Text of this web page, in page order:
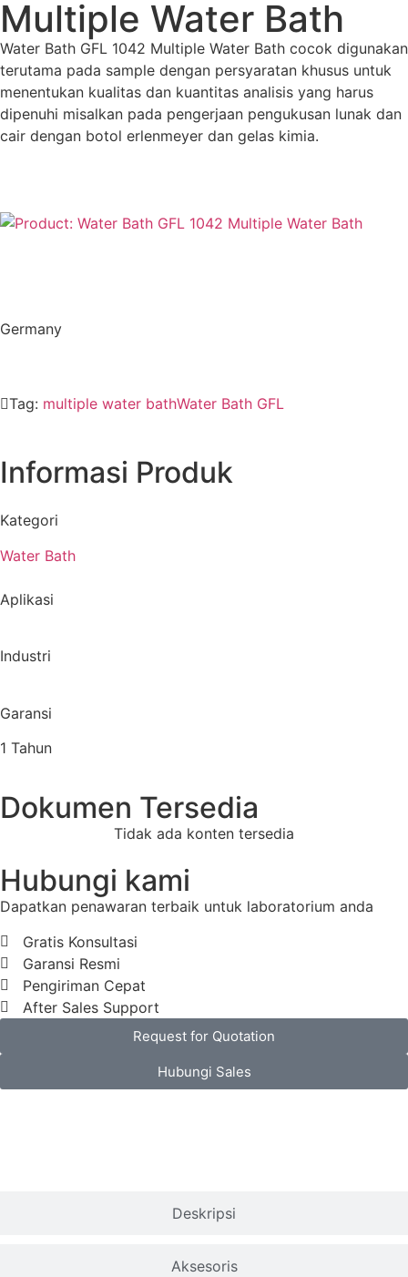
Multiple Water Bath
Water Bath GFL 1042 Multiple Water Bath cocok digunakan
terutama pada sample dengan persyaratan khusus untuk
menentukan kualitas dan kuantitas analisis yang harus
dipenuhi misalkan pada pengerjaan pengukusan lunak dan
cair dengan botol erlenmeyer dan gelas kimia.
Germany
Tag: multiple water bathWater Bath GFL
Informasi Produk
Kategori
Water Bath
Aplikasi
Industri
Garansi
1 Tahun
Dokumen Tersedia
Tidak ada konten tersedia
Hubungi kami
Dapatkan penawaran terbaik untuk laboratorium anda
Gratis Konsultasi
Garansi Resmi
Pengiriman Cepat
After Sales Support
Request for Quotation
Hubungi Sales
Deskripsi
Aksesoris